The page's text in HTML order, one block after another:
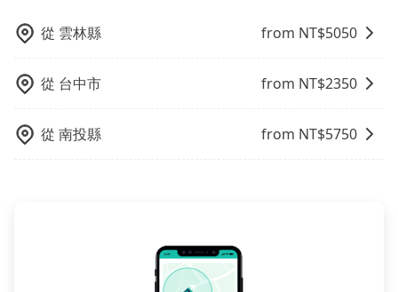
保證前一天中午以前均可全額取消退費，如已經決定好
要從山形閣 Yamagata Kaku Hotel & Spa去格拉斯麗台
北飯店，請儘早下訂以把握最划算的價格。
從 雲林縣 from NT$5050
從 台中市 from NT$2350
從 南投縣 from NT$5750